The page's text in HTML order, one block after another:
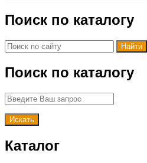
Поиск по каталогу
Поиск по каталогу
Каталог